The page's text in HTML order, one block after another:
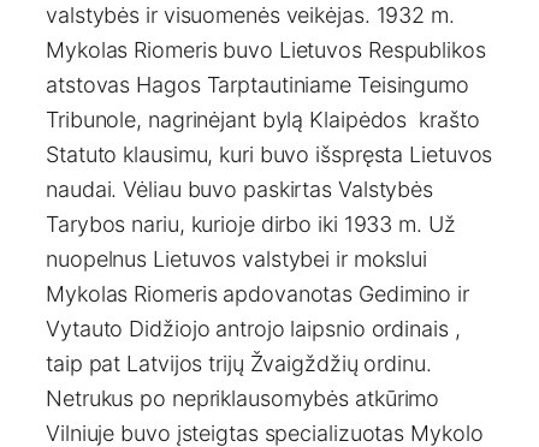
valstybės ir visuomenės veikėjas. 1932 m.
Mykolas Riomeris buvo Lietuvos Respublikos
atstovas Hagos Tarptautiniame Teisingumo
Tribunole, nagrinėjant bylą Klaipėdos krašto
Statuto klausimu, kuri buvo išspręsta Lietuvos
naudai. Vėliau buvo paskirtas Valstybės
Tarybos nariu, kurioje dirbo iki 1933 m. Už
nuopelnus Lietuvos valstybei ir mokslui
Mykolas Riomeris apdovanotas Gedimino ir
Vytauto Didžiojo antrojo laipsnio ordinais ,
taip pat Latvijos trijų Žvaigždžių ordinu.
Netrukus po nepriklausomybės atkūrimo
Vilniuje buvo įsteigtas specializuotas Mykolo